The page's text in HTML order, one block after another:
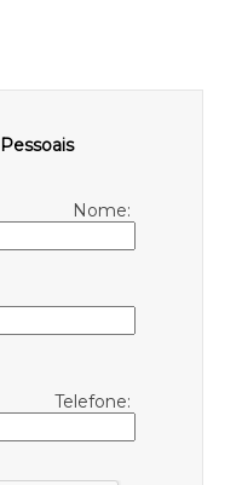
Nome:
Telefone: